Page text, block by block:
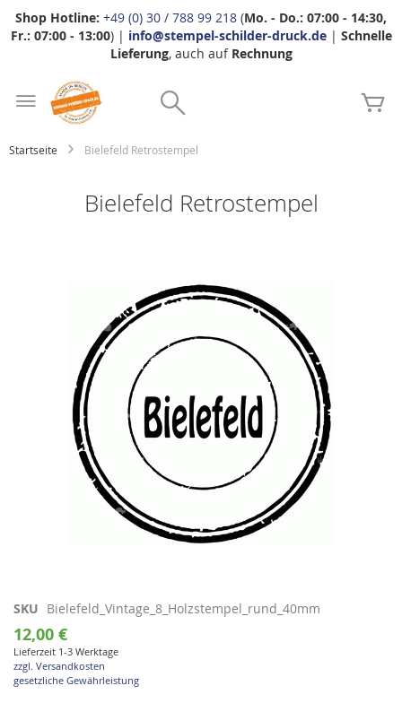
Shop Hotline: +49 (0) 30 / 788 99 218 (Mo. - Do.: 07:00 - 14:30,
Fr.: 07:00 - 13:00) | info@stempel-schilder-druck.de| Schnelle
Lieferung, auch auf Rechnung
Startseite Bielefeld Retrostempel
Bielefeld Retrostempel
Zum
Anfang
der
Bildgalerie
springen
SKU Bielefeld_Vintage_8_Holzstempel_rund_40mm
12,00 €
Lieferzeit 1-3 Werktage
zzgl. Versandkosten
gesetzliche Gewährleistung